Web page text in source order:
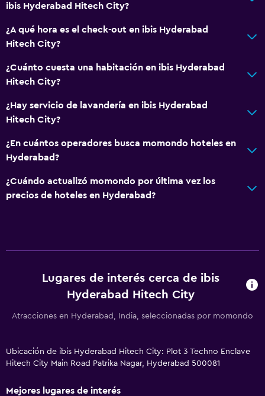
ibis Hyderabad Hitech City?
¿A qué hora es el check-out en ibis Hyderabad
Hitech City?
¿Cuánto cuesta una habitación en ibis Hyderabad
Hitech City?
¿Hay servicio de lavandería en ibis Hyderabad
Hitech City?
¿En cuántos operadores busca momondo hoteles en
Hyderabad?
¿Cuándo actualizó momondo por última vez los
precios de hoteles en Hyderabad?
Lugares de interés cerca de ibis
Hyderabad Hitech City
Atracciones en Hyderabad, India, seleccionadas por momondo
Ubicación de ibis Hyderabad Hitech City: Plot 3 Techno Enclave
Hitech City Main Road Patrika Nagar, Hyderabad 500081
Mejores lugares de interés